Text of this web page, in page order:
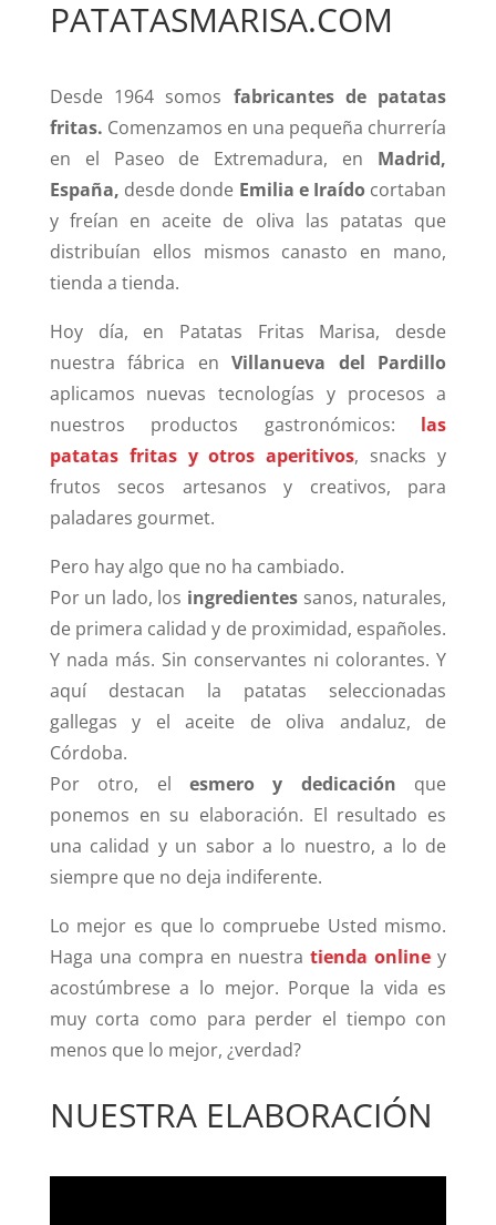
PATATASMARISA.COM
Desde 1964 somos fabricantes de patatas
fritas. Comenzamos en una pequeña churrería
en el Paseo de Extremadura, en Madrid,
España, desde donde Emilia e Iraídocortaban
y freían en aceite de oliva las patatas que
distribuían ellos mismos canasto en mano,
tienda a tienda.
Hoy día, en Patatas Fritas Marisa, desde
nuestra fábrica enVillanueva del Pardillo
aplicamos nuevas tecnologías y procesos a
nuestros productos gastronómicos: las
patatas fritas y otros aperitivos, snacks y
frutos secos artesanos y creativos, para
paladares gourmet.
Pero hay algo que no ha cambiado.
Por un lado, los ingredientes sanos, naturales,
de primera calidad y de proximidad, españoles.
Y nada más. Sin conservantes ni colorantes. Y
aquí destacan la patatas seleccionadas
gallegas y el aceite de oliva andaluz, de
Córdoba.
Por otro, el esmero y dedicación que
ponemos en su elaboración. El resultado es
una calidad y un sabor a lo nuestro, a lo de
siempre que no deja indiferente.
Lo mejor es que lo compruebe Usted mismo.
Haga una compra en nuestratienda online y
acostúmbrese a lo mejor. Porque la vida es
muy corta como para perder el tiempo con
menos que lo mejor, ¿verdad?
NUESTRA ELABORACIÓN